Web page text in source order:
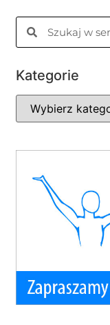
Kategorie